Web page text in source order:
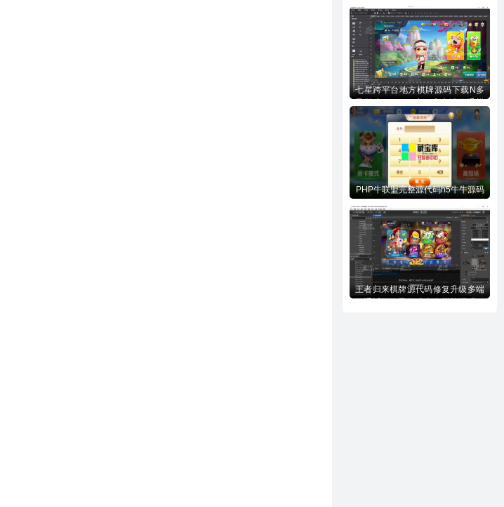
七星跨平台地方棋牌源码下载N多
牌源代码下载
PHP牛联盟完整源代码h5牛牛源码
王者归来棋牌源代码修复升级多端